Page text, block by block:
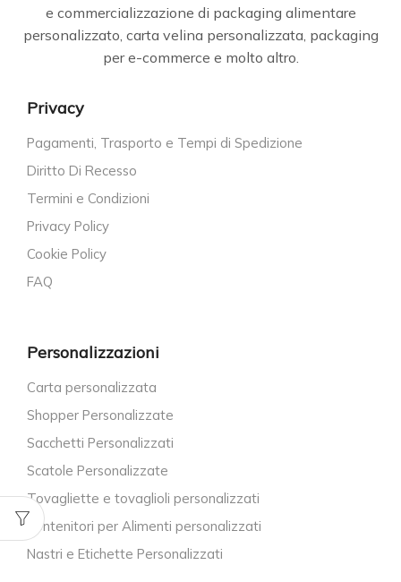
e commercializzazione di packaging alimentare
personalizzato, carta velina personalizzata, packaging
per e-commerce e molto altro.
Privacy
Pagamenti, Trasporto e Tempi di Spedizione
Diritto Di Recesso
Termini e Condizioni
Privacy Policy
Cookie Policy
FAQ
Personalizzazioni
Carta personalizzata
Shopper Personalizzate
Sacchetti Personalizzati
Scatole Personalizzate
Tovagliette e tovaglioli personalizzati
Contenitori per Alimenti personalizzati
Nastri e Etichette Personalizzati